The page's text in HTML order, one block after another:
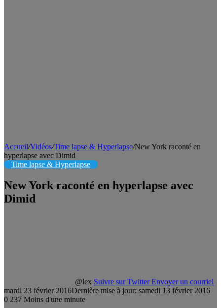
Accueil/Vidéos/Time lapse & Hyperlapse/New York raconté en
hyperlapse avec Dimid
Time lapse & Hyperlapse
New York raconté en hyperlapse avec
Dimid
@lex Suivre sur Twitter Envoyer un courriel
mardi 23 février 2016Dernière mise à jour: samedi 13 février 2016
0 237 Moins d'une minute